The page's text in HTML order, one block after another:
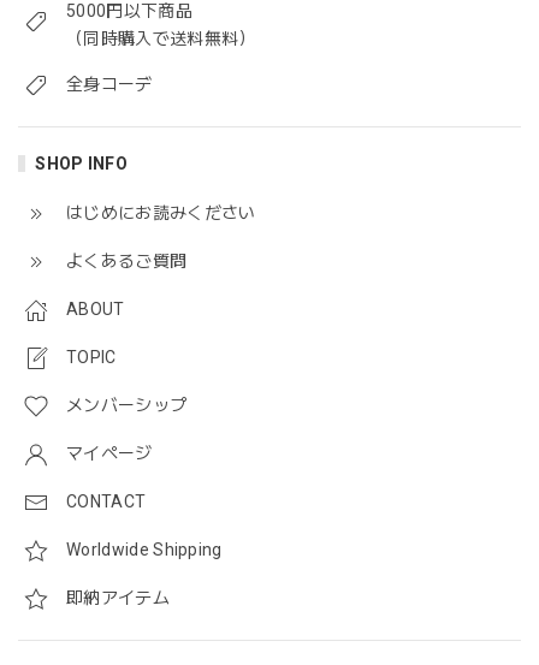
5000円以下商品
（同時購入で送料無料）
全身コーデ
SHOP INFO
はじめにお読みください
よくあるご質問
ABOUT
TOPIC
メンバーシップ
マイページ
CONTACT
Worldwide Shipping
即納アイテム